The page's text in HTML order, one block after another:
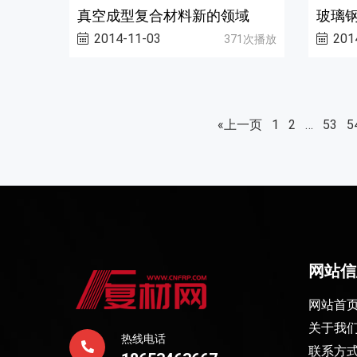
真空成型复合材料新的领域
2014-11-03 371次播放
玻璃
«上一页 1 2 … 53
热线电话
网站
网站首
关于我
联系方